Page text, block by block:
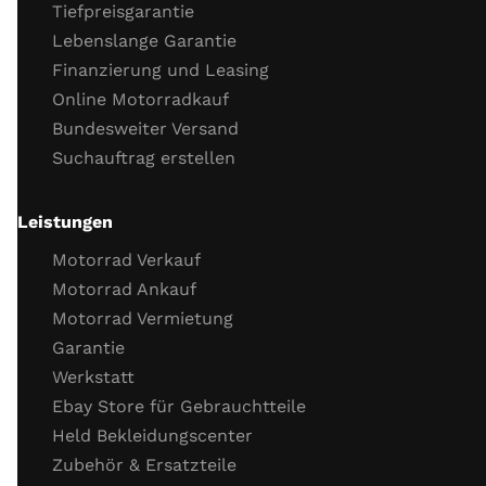
Kühlflüssigkeit (Stand, Frostschutz)
Kühlsystemverbindungen
Motor Dichtigkeit
Motor Kaltstartverhalten
Motorlauf
Gasannahme
Öl
Probefahrt
Probefahrt
Verhalten Bremsen
Verhalten Beschleunigung
Funktion Getriebe
Funktion Fahrzeug­elektronik (ABS, TC)
Tiefpreisgarantie
Lebenslange Garantie
Finanzierung und Leasing
Online Motorradkauf
Bundesweiter Versand
Suchauftrag erstellen
Leistungen
Motorrad Verkauf
Motorrad Ankauf
Motorrad Vermietung
Garantie
Werkstatt
Ebay Store für Gebrauchtteile
Held Bekleidungscenter
Zubehör & Ersatzteile